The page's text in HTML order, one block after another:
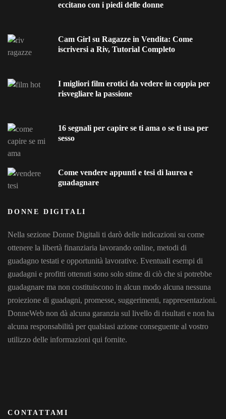
eccitano con i piedi delle donne
Cam Girl su Ragazze in Vendita: Come
iscriversi a Riv, Tutorial Completo
I migliori film erotici da vedere in coppia per
risvegliare la passione
16 segnali per capire se ti ama o se ti usa per
sesso
Come vendere appunti e tesi di laurea e
guadagnare
DONNE DIGITALI
Nella sezione Donne Digitali ti darò delle indicazioni su come
ottenere la libertà finanziaria lavorando online, metodi di
guadagno testati e opportunità lavorative. Eventuali esempi di
guadagni e profitti ottenuti sono solo stime di ciò che si potrebbe
guadagnare ma non costituiscono in alcun modo alcuna nessuna
proiezione di guadagni, promesse, suggerimenti, rappresentazioni.
DonneWeb non dà alcuna garanzia sul livello di risultati e non ha
alcuna responsabilità per qualsiasi azione conseguente al vostro
utilizzo delle informazioni qui fornite.
CONTATTAMI